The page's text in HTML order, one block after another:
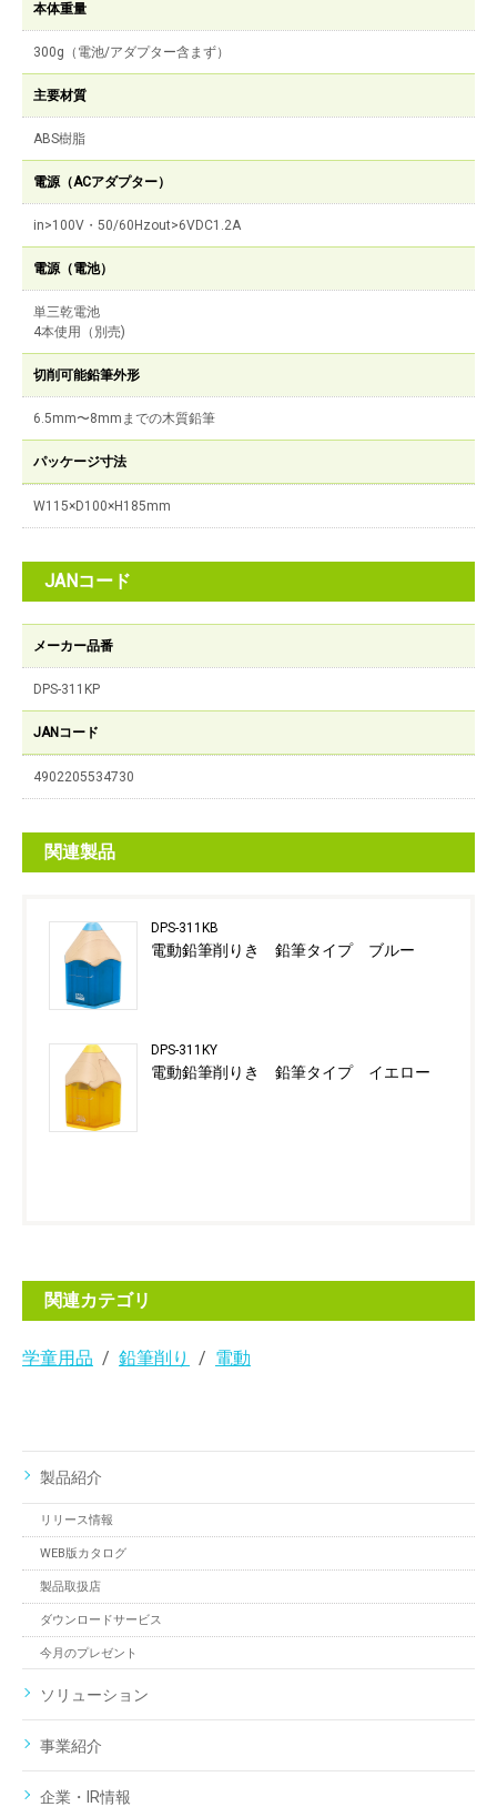
本体重量
300g（電池/アダプター含まず）
主要材質
ABS樹脂
電源（ACアダプター）
in>100V・50/60Hzout>6VDC1.2A
電源（電池）
単三乾電池
4本使用（別売)
切削可能鉛筆外形
6.5mm〜8mmまでの木質鉛筆
パッケージ寸法
W115×D100×H185mm
JANコード
メーカー品番
DPS-311KP
JANコード
4902205534730
関連製品
DPS-311KB
電動鉛筆削りき 鉛筆タイプ ブルー
DPS-311KY
電動鉛筆削りき 鉛筆タイプ イエロー
関連カテゴリ
学童用品 鉛筆削り 電動
製品紹介
リリース情報
WEB版カタログ
製品取扱店
ダウンロードサービス
今月のプレゼント
ソリューション
事業紹介
企業・IR情報